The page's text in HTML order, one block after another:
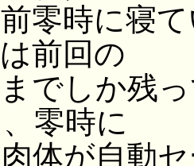
零時に寝
前回の
でしか残
零時に
体が自動